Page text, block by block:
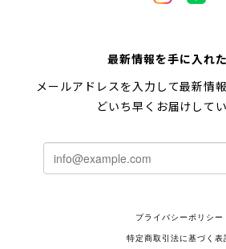
最新情報を手に入れ
メールアドレスを入力して最新情
どいち早くお届けしてい
プライバシーポリシー
特定商取引法に基づく表